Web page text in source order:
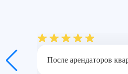
После арендаторов